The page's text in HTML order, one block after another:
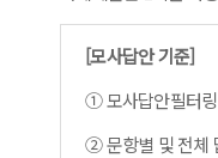
[모사답안 기준]
① 모사답안필터링
② 문항별 및 전체